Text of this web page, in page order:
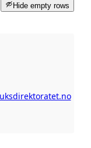
Hide empty rows